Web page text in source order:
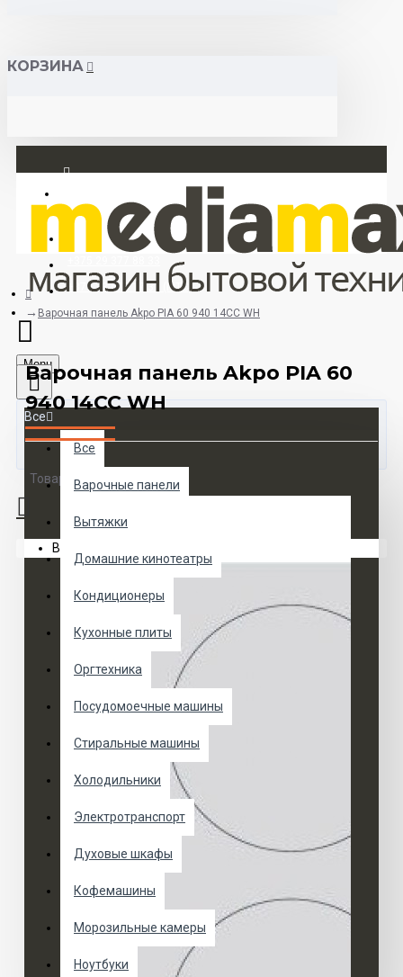
КОРЗИНА
Регистрация
+375 33 673 17 31 (МТС)
Menu
Все
Все
Варочные панели
Вытяжки
Домашние кинотеатры
Кондиционеры
Кухонные плиты
Оргтехника
Посудомоечные машины
Стиральные машины
Холодильники
Электротранспорт
Духовые шкафы
Кофемашины
Морозильные камеры
Ноутбуки
Товаров 0 (0 руб.)
Ваша корзина пуста!
Варочная панель Akpo PIA 60 940 14CC WH
Варочная панель Akpo PIA 60
940 14CC WH